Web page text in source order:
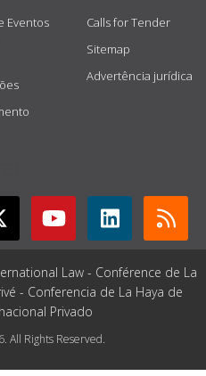
Eventos
Calls for Tender
Sitemap
Advertência jurídica
Law - Conférence de La
- Conferencia de La Haya de
Privado
All Rights Reserved.